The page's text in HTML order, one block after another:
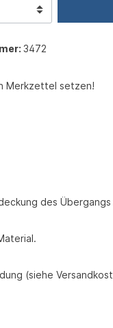
3472
Merkzettel setzen!
des Übergangs
(siehe